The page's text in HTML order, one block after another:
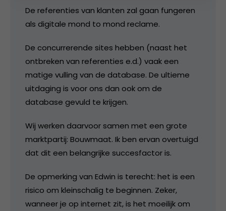
De referenties van klanten zal gaan fungeren
als digitale mond to mond reclame.
De concurrerende sites hebben (naast het
ontbreken van referenties e.d.) vaak een
matige vulling van de database. De ultieme
uitdaging is voor ons dan ook om de
database gevuld te krijgen.
Wij werken daarvoor samen met een grote
marktpartij: Bouwmaat. Ik ben ervan overtuigd
dat dit een belangrijke succesfactor is.
De opmerking van Edwin is terecht: het is een
risico om kleinschalig te beginnen. Zeker,
wanneer je op internet zit, is het moeilijk om